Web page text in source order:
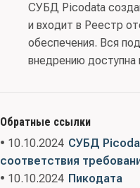
СУБД Picodata
и входит в Реестр
обеспечения. Вся
внедрению доступна
Обратные ссылки
• 10.10.2024 СУБД
соответствия
• 10.10.2024 Пикодата